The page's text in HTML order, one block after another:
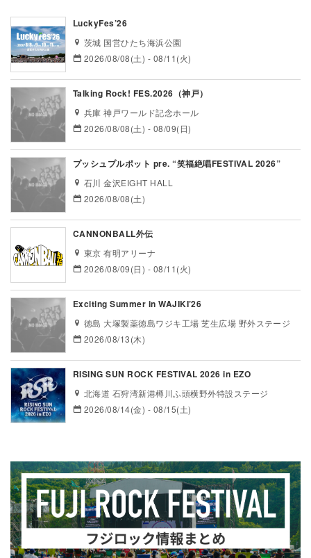
LuckyFes’26
茨城 国営ひたち海浜公園
2026/08/08(土) - 08/11(火)
Talking Rock! FES.2026（神戸）
兵庫 神戸ワールド記念ホール
2026/08/08(土) - 08/09(日)
プッシュプルポット pre. “笑福絶唱FESTIVAL 2026”
石川 金沢EIGHT HALL
2026/08/08(土)
CANNONBALL外伝
東京 有明アリーナ
2026/08/09(日) - 08/11(火)
Exciting Summer in WAJIKI’26
徳島 大塚製薬徳島ワジキ工場 芝生広場 野外ステージ
2026/08/13(木)
RISING SUN ROCK FESTIVAL 2026 in EZO
北海道 石狩湾新港樽川ふ頭横野外特設ステージ
2026/08/14(金) - 08/15(土)